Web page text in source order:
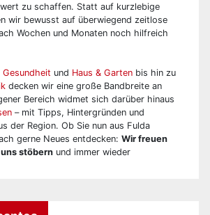
zu schaffen. Statt auf kurzlebige
wir bewusst auf überwiegend zeitlose
Wochen und Monaten noch hilfreich
Gesundheit und Haus & Garten bis hin zu
decken wir eine große Bandbreite an
Bereich widmet sich darüber hinaus
– mit Tipps, Hintergründen und
der Region. Ob Sie nun aus Fulda
gerne Neues entdecken: Wir freuen
stöbern und immer wieder